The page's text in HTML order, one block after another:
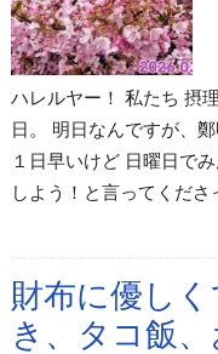
ハレルヤー！ 私たち 摂
日。 明日なんですが、
１日早いけど 日曜日で
しよう！と言ってくだ
財布に優し
き、タコ飯